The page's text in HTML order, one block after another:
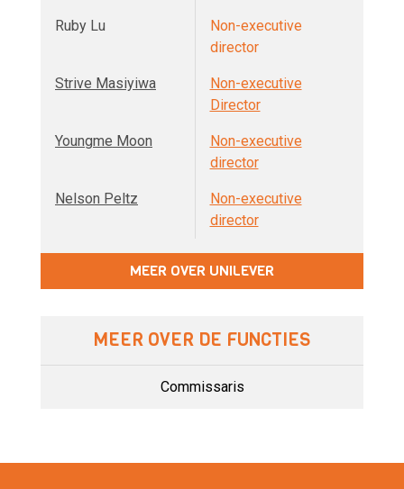
Ruby Lu
Non-executive
director
Strive Masiyiwa
Non-executive
Director
Youngme Moon
Non-executive
director
Nelson Peltz
Non-executive
director
MEER OVER UNILEVER
MEER OVER DE FUNCTIES
Commissaris